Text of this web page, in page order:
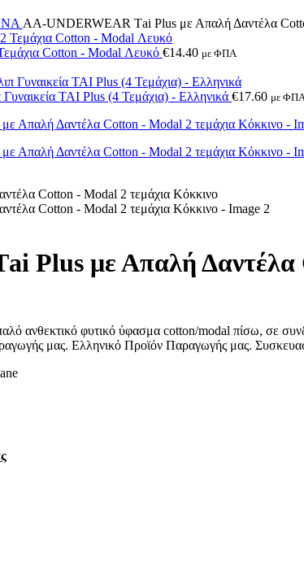
AA-UNDERWEAR Τai Plus με Απαλή Δαντέλα
Cotton - Modal Λευκό €14.40 με ΦΠΑ
TAI Plus (4 Τεμάχια) - Ελληνικά €17.60 με ΦΠΑ
Plus με Απαλή Δαντέλα
ανθεκτικό φυτικό ύφασμα cotton/modal πίσω, σε
μας. Ελληνικό Προϊόν Παραγωγής μας.